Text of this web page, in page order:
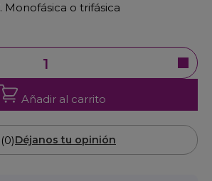
Monofásica o trifásica
Añadir al carrito
(0)Déjanos tu opinión